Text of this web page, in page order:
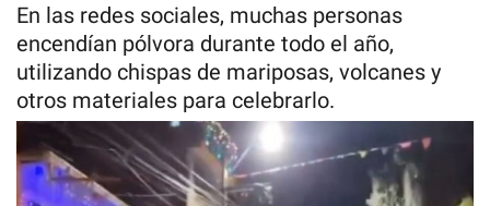
En las redes sociales, muchas personas
encendían pólvora durante todo el año,
utilizando chispas de mariposas, volcanes y
otros materiales para celebrarlo.